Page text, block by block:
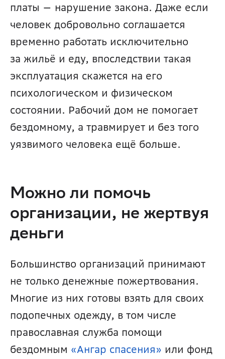
платы — нарушение закона. Даже если
человек добровольно соглашается
временно работать исключительно
за жильё и еду, впоследствии такая
эксплуатация скажется на его
психологическом и физическом
состоянии. Рабочий дом не помогает
бездомному, а травмирует и без того
уязвимого человека ещё больше.
Можно ли помочь
организации, не жертвуя
деньги
Большинство организаций принимают
не только денежные пожертвования.
Многие из них готовы взять для своих
подопечных одежду, в том числе
православная служба помощи
бездомным «Ангар спасения»